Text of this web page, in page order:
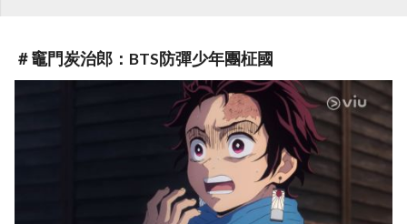
＃竈門炭治郎：BTS防彈少年團柾國